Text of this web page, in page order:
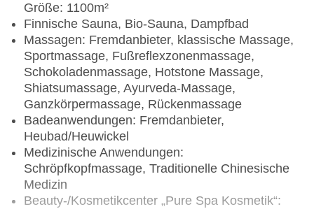
Größe: 1100m²
Finnische Sauna, Bio-Sauna, Dampfbad
Massagen: Fremdanbieter, klassische Massage,
Sportmassage, Fußreflexzonenmassage,
Schokoladenmassage, Hotstone Massage,
Shiatsumassage, Ayurveda-Massage,
Ganzkörpermassage, Rückenmassage
Badeanwendungen: Fremdanbieter,
Heubad/Heuwickel
Medizinische Anwendungen:
Schröpfkopfmassage, Traditionelle Chinesische
Medizin
Beauty-/Kosmetikcenter „Pure Spa Kosmetik“: